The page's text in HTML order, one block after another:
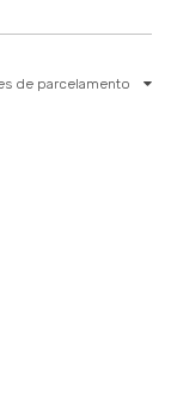
de parcelamento